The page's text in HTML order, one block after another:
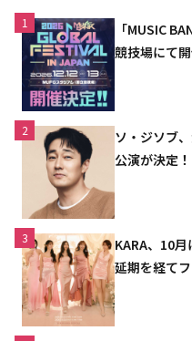
1
「MUSIC
競技場にて
2
ソ・ジソブ
公演が決定！
3
KARA、10
延期を経て